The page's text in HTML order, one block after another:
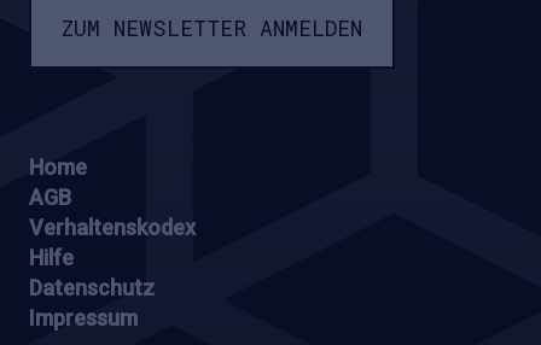
ZUM NEWSLETTER ANMELDEN
Home
AGB
Verhaltenskodex
Hilfe
Datenschutz
Impressum